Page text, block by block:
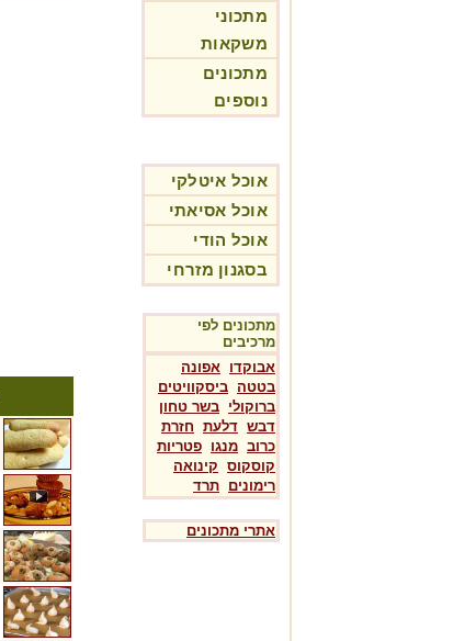
מתכוני
משקאות
מתכונים
נוספים
אוכל איטלקי
אוכל אסיאתי
אוכל הודי
בסגנון מזרחי
מתכונים לפי
מרכיבים
אבוקדו אפונה
בטטה ביסקוויטים
ברוקולי בשר טחון
דבש דלעת חזרת
כרוב מנגו פטריות
קוסקוס קינואה
רימונים תרד
אתרי מתכונים